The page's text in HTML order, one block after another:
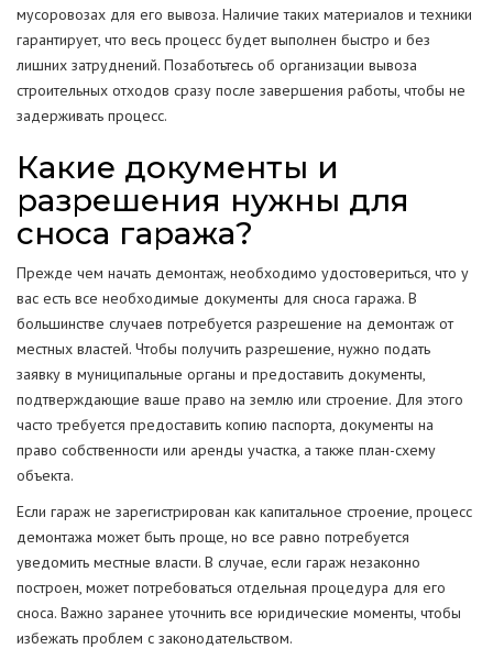
мусоровозах для его вывоза. Наличие таких материалов и техники
гарантирует, что весь процесс будет выполнен быстро и без
лишних затруднений. Позаботьтесь об организации вывоза
строительных отходов сразу после завершения работы, чтобы не
задерживать процесс.
Какие документы и
разрешения нужны для
сноса гаража?
Прежде чем начать демонтаж, необходимо удостовериться, что у
вас есть все необходимые документы для сноса гаража. В
большинстве случаев потребуется разрешение на демонтаж от
местных властей. Чтобы получить разрешение, нужно подать
заявку в муниципальные органы и предоставить документы,
подтверждающие ваше право на землю или строение. Для этого
часто требуется предоставить копию паспорта, документы на
право собственности или аренды участка, а также план-схему
объекта.
Если гараж не зарегистрирован как капитальное строение, процесс
демонтажа может быть проще, но все равно потребуется
уведомить местные власти. В случае, если гараж незаконно
построен, может потребоваться отдельная процедура для его
сноса. Важно заранее уточнить все юридические моменты, чтобы
избежать проблем с законодательством.